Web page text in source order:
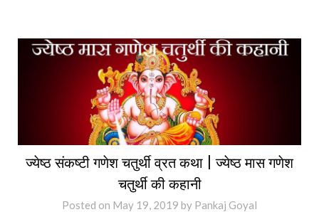
ज्येष्ठ संकष्टी गणेश चतुर्थी व्रत कथा | ज्येष्ठ मास गणेश
चतुर्थी की कहानी
Posted on May 19, 2019 by Pankaj Goyal